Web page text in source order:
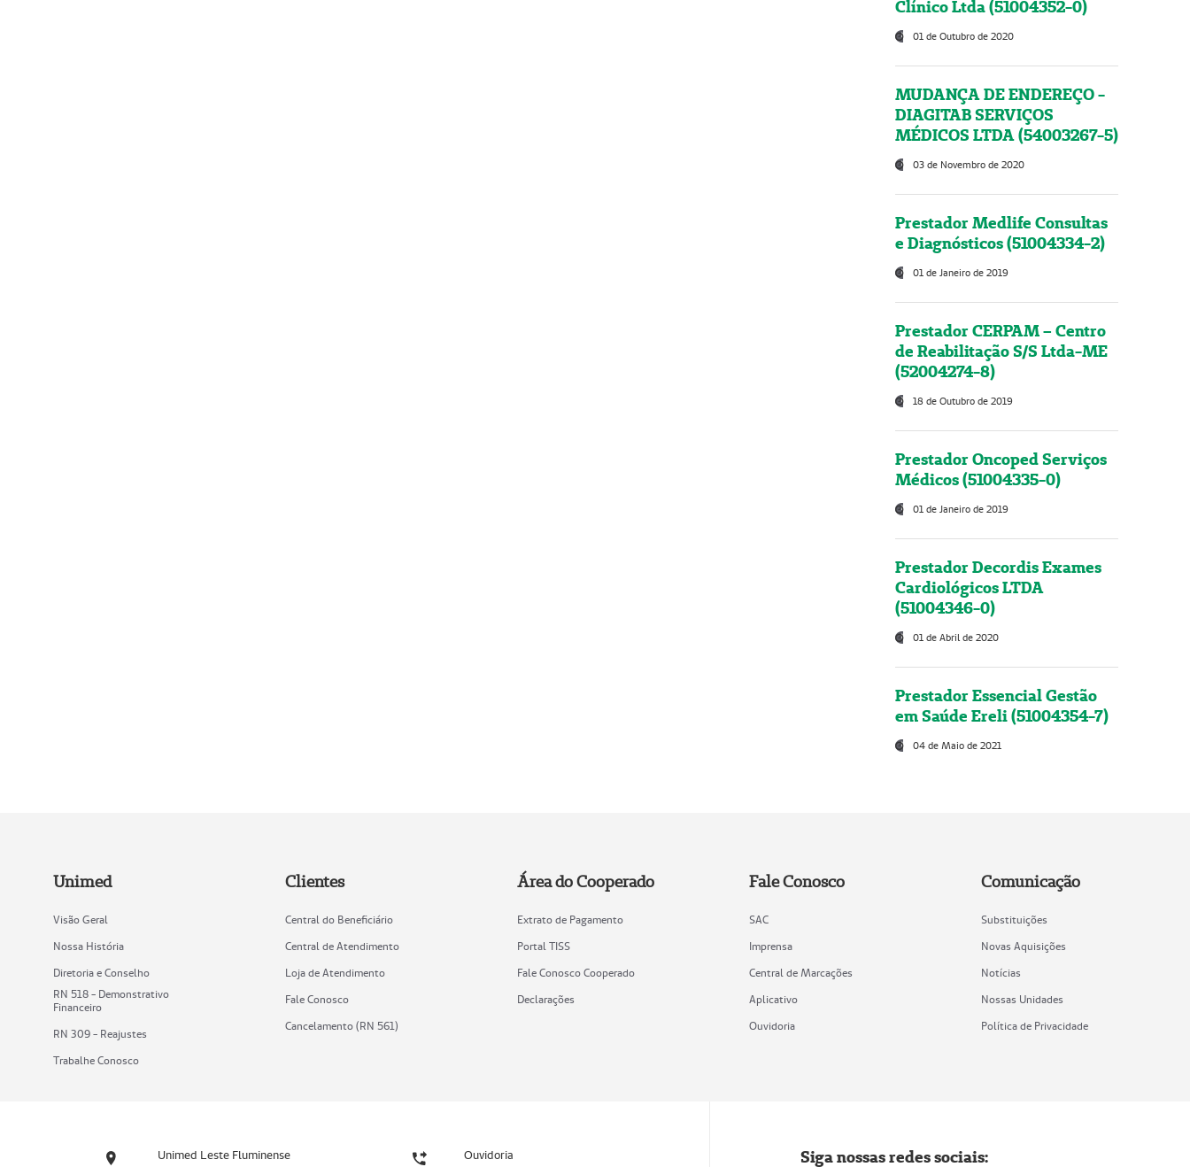
Clínico Ltda (51004352-0)
01 de Outubro de 2020
MUDANÇA DE ENDEREÇO -
DIAGITAB SERVIÇOS
MÉDICOS LTDA (54003267-5)
03 de Novembro de 2020
Prestador Medlife Consultas
e Diagnósticos (51004334-2)
01 de Janeiro de 2019
Prestador CERPAM – Centro
de Reabilitação S/S Ltda-ME
(52004274-8)
18 de Outubro de 2019
Prestador Oncoped Serviços
Médicos (51004335-0)
01 de Janeiro de 2019
Prestador Decordis Exames
Cardiológicos LTDA
(51004346-0)
01 de Abril de 2020
Prestador Essencial Gestão
em Saúde Ereli (51004354-7)
04 de Maio de 2021
Unimed
Visão Geral
Nossa História
Diretoria e Conselho
RN 518 - Demonstrativo
Financeiro
RN 309 - Reajustes
Trabalhe Conosco
Clientes
Central do Beneficiário
Central de Atendimento
Loja de Atendimento
Fale Conosco
Cancelamento (RN 561)
Área do Cooperado
Extrato de Pagamento
Portal TISS
Fale Conosco Cooperado
Declarações
Fale Conosco
SAC
Imprensa
Central de Marcações
Aplicativo
Ouvidoria
Comunicação
Substituições
Novas Aquisições
Notícias
Nossas Unidades
Política de Privacidade
Unimed Leste Fluminense Ouvidoria Siga nossas redes sociais: